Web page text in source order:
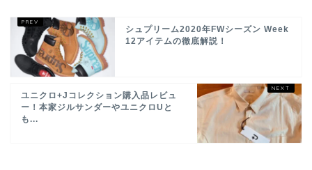
シュプリーム2020年FWシーズン Week
12アイテムの徹底解説！
ユニクロ+Jコレクション購入品レビュ
ー！本家ジルサンダーやユニクロUと
も...